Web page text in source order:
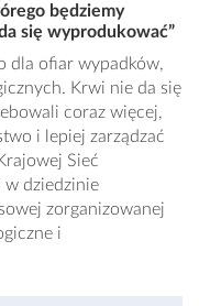
będziemy
się wyprodukować”
dla ofiar wypadków,
Krwi nie da się
coraz więcej,
i lepiej zarządzać
Sieć
w dziedzinie
zorganizowanej
i